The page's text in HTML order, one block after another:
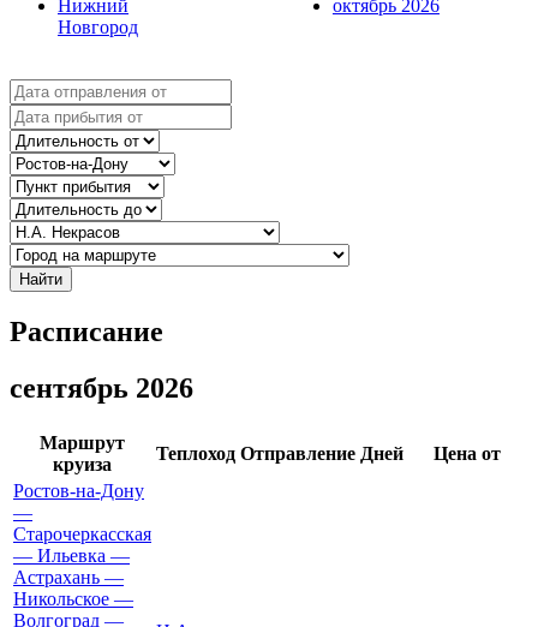
Нижний
Новгород
октябрь 2026
Найти
Расписание
сентябрь 2026
Маршрут
круиза
Теплоход Отправление Дней
Цена от
Ростов-на-Дону
—
Старочеркасская
— Ильевка —
Астрахань —
Никольское —
Волгоград —